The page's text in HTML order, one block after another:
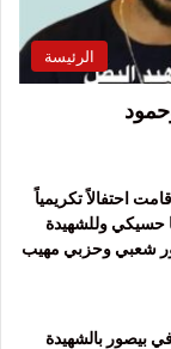
الرئيسة
احتفالاً تكريمياً
حسيكي وللشهيدة
شعبي وحزبي مهيب
بيصور بالشهيدة